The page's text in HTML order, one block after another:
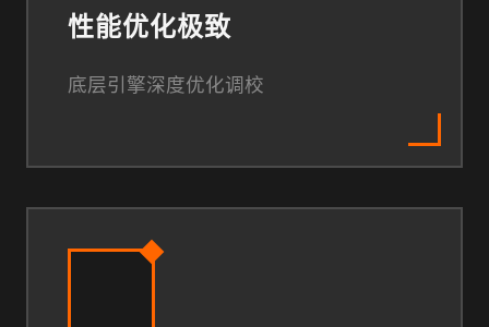
性能优化极致
底层引擎深度优化调校